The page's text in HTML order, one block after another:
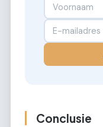
Conclusie